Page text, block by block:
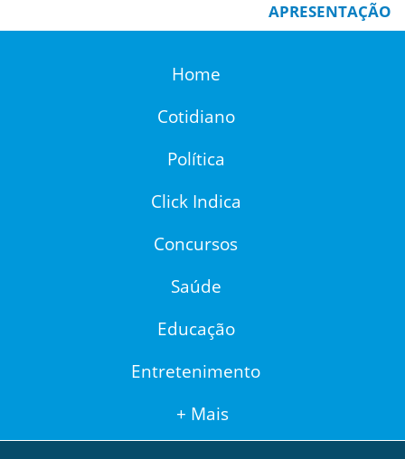
APRESENTAÇÃO
Home
Cotidiano
Política
Click Indica
Concursos
Saúde
Educação
Entretenimento
+ Mais